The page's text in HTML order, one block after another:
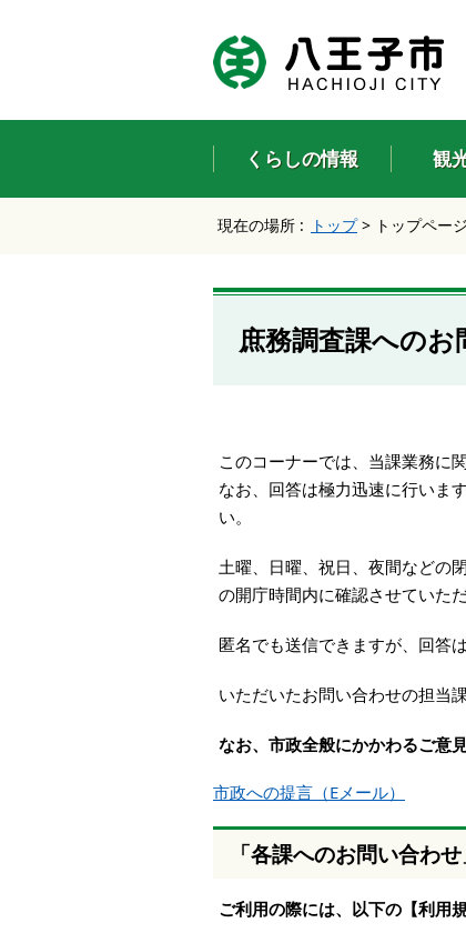
ン
タ
ー
キ
ナ
ビ
シ
し
て
本
へ
移
動
ま
くらしの情報 観
現在の場所 : トップ> トップページ
庶務調査課へのお
このコーナーでは、当課業務に
なお、回答は極力迅速に行いま
い。
土曜、日曜、祝日、夜間などの
の開庁時間内に確認させていただ
匿名でも送信できますが、回答
いただいたお問い合わせの担当
なお、市政全般にかかわるご意
市政への提言（Eメール）
「各課へのお問い合わ
ご利用の際には、以下の【利用